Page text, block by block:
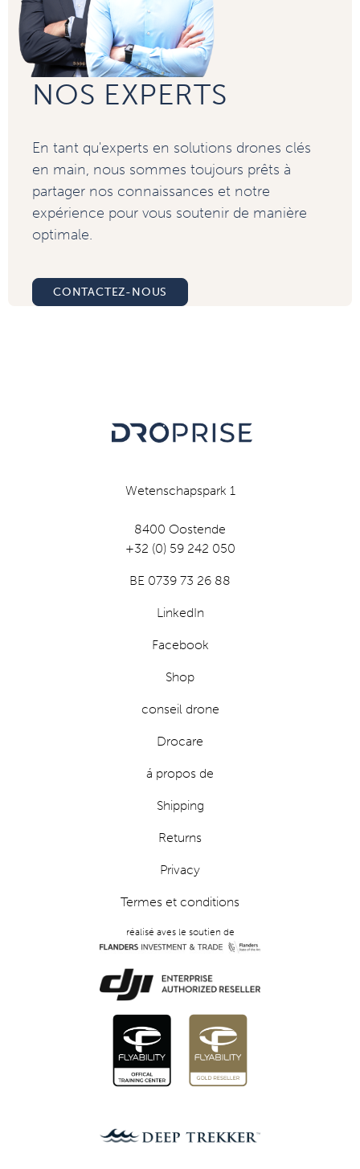
NOS EXPERTS
En tant qu'experts en solutions drones clés
en main, nous sommes toujours prêts à
partager nos connaissances et notre
expérience pour vous soutenir de manière
optimale.
CONTACTEZ-NOUS
Wetenschapspark 1
8400 Oostende
+32 (0) 59 242 050
BE 0739 73 26 88
LinkedIn
Facebook
Shop
conseil drone
Drocare
á propos de
Shipping
Returns
Privacy
Termes et conditions
réalisé aves le soutien de